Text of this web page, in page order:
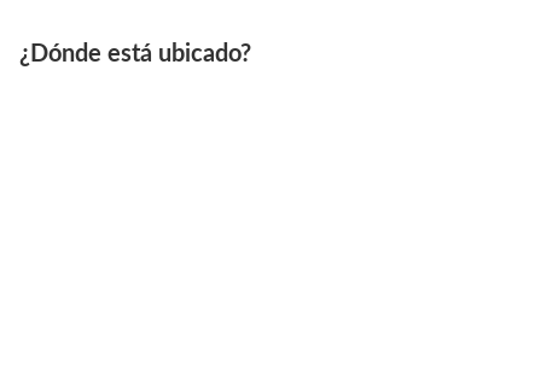
¿Dónde está ubicado?